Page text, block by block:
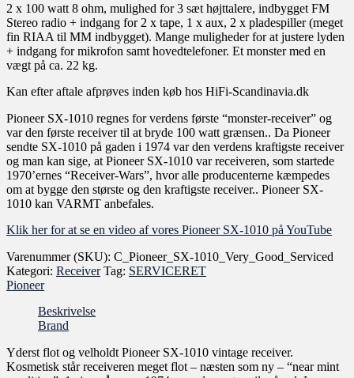
2 x 100 watt 8 ohm, mulighed for 3 sæt højttalere, indbygget FM
Stereo radio + indgang for 2 x tape, 1 x aux, 2 x pladespiller (meget
fin RIAA til MM indbygget). Mange muligheder for at justere lyden
+ indgang for mikrofon samt hovedtelefoner. Et monster med en
vægt på ca. 22 kg.
Kan efter aftale afprøves inden køb hos HiFi-Scandinavia.dk
Pioneer SX-1010 regnes for verdens første “monster-receiver” og
var den første receiver til at bryde 100 watt grænsen.. Da Pioneer
sendte SX-1010 på gaden i 1974 var den verdens kraftigste receiver
og man kan sige, at Pioneer SX-1010 var receiveren, som startede
1970’ernes “Receiver-Wars”, hvor alle producenterne kæmpedes
om at bygge den største og den kraftigste receiver.. Pioneer SX-
1010 kan VARMT anbefales.
Klik her for at se en video af vores Pioneer SX-1010 på YouTube
Varenummer (SKU): C_Pioneer_SX-1010_Very_Good_Serviced
Kategori: Receiver Tag: SERVICERET
Pioneer
Beskrivelse
Brand
Yderst flot og velholdt Pioneer SX-1010 vintage receiver.
Kosmetisk står receiveren meget flot – næsten som ny – “near mint